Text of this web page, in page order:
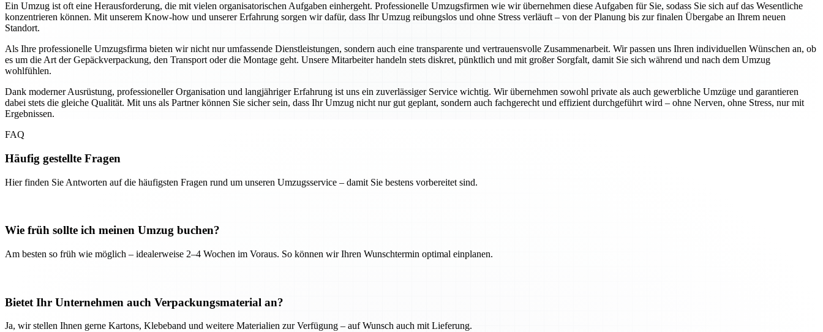
Ein Umzug ist oft eine Herausforderung, die mit vielen organisatorischen Aufgaben einhergeht. Professionelle Umzugsfirmen wie wir übernehmen diese Aufgaben für Sie, sodass Sie sich auf das Wesentliche
konzentrieren können. Mit unserem Know-how und unserer Erfahrung sorgen wir dafür, dass Ihr Umzug reibungslos und ohne Stress verläuft – von der Planung bis zur finalen Übergabe an Ihrem neuen
Standort.
Als Ihre professionelle Umzugsfirma bieten wir nicht nur umfassende Dienstleistungen, sondern auch eine transparente und vertrauensvolle Zusammenarbeit. Wir passen uns Ihren individuellen Wünschen an, ob
es um die Art der Gepäckverpackung, den Transport oder die Montage geht. Unsere Mitarbeiter handeln stets diskret, pünktlich und mit großer Sorgfalt, damit Sie sich während und nach dem Umzug
wohlfühlen.
Dank moderner Ausrüstung, professioneller Organisation und langjähriger Erfahrung ist uns ein zuverlässiger Service wichtig. Wir übernehmen sowohl private als auch gewerbliche Umzüge und garantieren
dabei stets die gleiche Qualität. Mit uns als Partner können Sie sicher sein, dass Ihr Umzug nicht nur gut geplant, sondern auch fachgerecht und effizient durchgeführt wird – ohne Nerven, ohne Stress, nur mit
Ergebnissen.
FAQ
Häufig gestellte Fragen
Hier finden Sie Antworten auf die häufigsten Fragen rund um unseren Umzugsservice – damit Sie bestens vorbereitet sind.
Wie früh sollte ich meinen Umzug buchen?
Am besten so früh wie möglich – idealerweise 2–4 Wochen im Voraus. So können wir Ihren Wunschtermin optimal einplanen.
Bietet Ihr Unternehmen auch Verpackungsmaterial an?
Ja, wir stellen Ihnen gerne Kartons, Klebeband und weitere Materialien zur Verfügung – auf Wunsch auch mit Lieferung.